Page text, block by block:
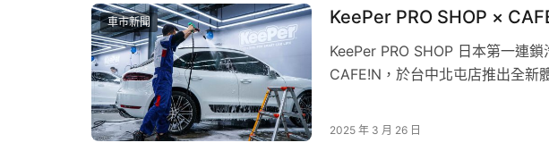
斯商旅保留修改與調整本活動規則之權利。
年…
車市新聞 KeePer PRO SHOP ×
KeePer PRO SHOP 日本第一連
CAFE!N，於台中北屯店推出全新
職人級的鍍膜服務，讓愛車煥然
2025 年 3 月 26 日